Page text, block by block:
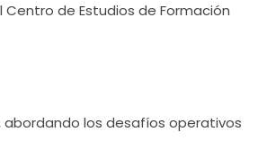
Centro de Estudios de Formación
los desafíos operativos